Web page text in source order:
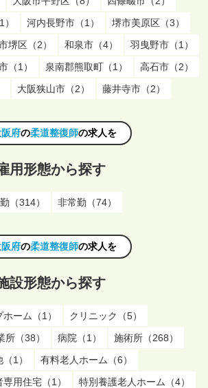
河内長野市（1）
堺市美原区（3）
堺区（2） 和泉市（4）
羽曳野市（1）
（1） 泉南郡熊取町（1）
高石市（2）
大阪狭山市（2） 藤井寺市（2）
府の柔道整復師の求人を
用形態から探す
（314） 非常勤（74）
府の柔道整復師の求人を
設形態から探す
ーム（1）
クリニック（5）
（38）
病院（1）
施術所（268）
1）
有料老人ホーム（6）
用住宅（1）
特別養護老人ホーム（4）